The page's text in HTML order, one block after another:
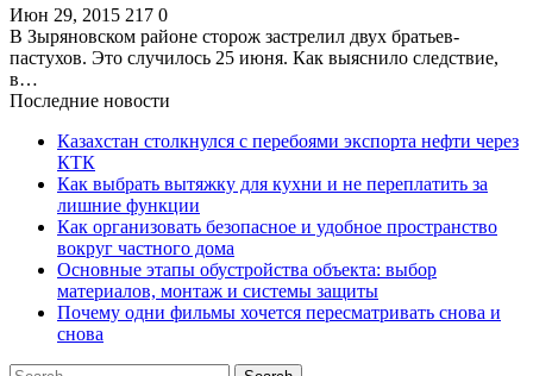
Июн 29, 2015 217 0
В Зыряновском районе сторож застрелил двух братьев-
пастухов. Это случилось 25 июня. Как выяснило следствие,
в…
Последние новости
Казахстан столкнулся с перебоями экспорта нефти через
КТК
Как выбрать вытяжку для кухни и не переплатить за
лишние функции
Как организовать безопасное и удобное пространство
вокруг частного дома
Основные этапы обустройства объекта: выбор
материалов, монтаж и системы защиты
Почему одни фильмы хочется пересматривать снова и
снова